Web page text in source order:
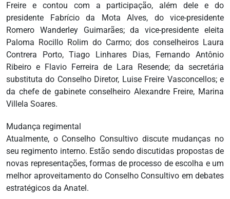
Freire e contou com a participação, além dele e do
presidente Fabrício da Mota Alves, do vice-presidente
Romero Wanderley Guimarães; da vice-presidente eleita
Paloma Rocillo Rolim do Carmo; dos conselheiros Laura
Contrera Porto, Tiago Linhares Dias, Fernando Antônio
Ribeiro e Flavio Ferreira de Lara Resende; da secretária
substituta do Conselho Diretor, Luise Freire Vasconcellos; e
da chefe de gabinete conselheiro Alexandre Freire, Marina
Villela Soares.
Mudança regimental
Atualmente, o Conselho Consultivo discute mudanças no
seu regimento interno. Estão sendo discutidas propostas de
novas representações, formas de processo de escolha e um
melhor aproveitamento do Conselho Consultivo em debates
estratégicos da Anatel.